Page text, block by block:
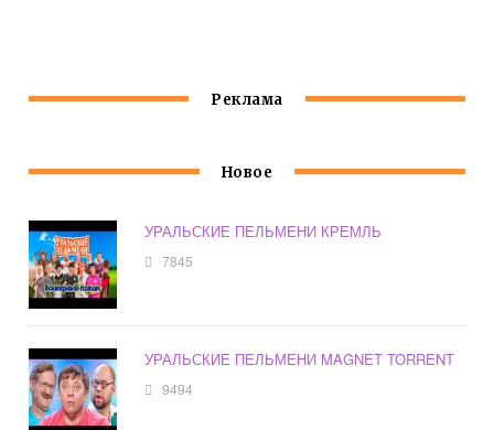
Реклама
Новое
УРАЛЬСКИЕ ПЕЛЬМЕНИ КРЕМЛЬ
7845
УРАЛЬСКИЕ ПЕЛЬМЕНИ MAGNET TORRENT
9494